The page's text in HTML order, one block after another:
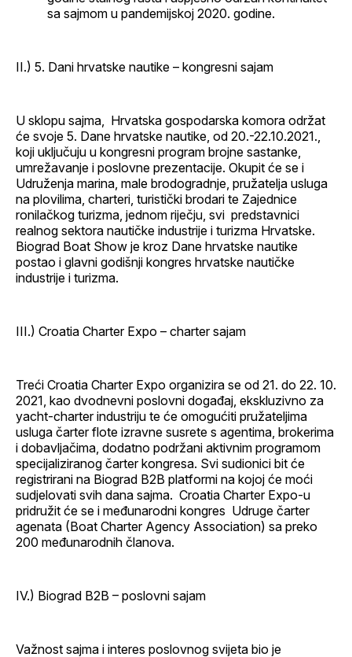
sa sajmom u pandemijskoj 2020. godine.
II.) 5. Dani hrvatske nautike – kongresni sajam
U sklopu sajma, Hrvatska gospodarska komora održat
će svoje 5. Dane hrvatske nautike, od 20.-22.10.2021.,
koji uključuju u kongresni program brojne sastanke,
umrežavanje i poslovne prezentacije. Okupit će se i
Udruženja marina, male brodogradnje, pružatelja usluga
na plovilima, charteri, turistički brodari te Zajednice
ronilačkog turizma, jednom riječju, svi predstavnici
realnog sektora nautičke industrije i turizma Hrvatske.
Biograd Boat Show je kroz Dane hrvatske nautike
postao i glavni godišnji kongres hrvatske nautičke
industrije i turizma.
III.) Croatia Charter Expo – charter sajam
Treći Croatia Charter Expo organizira se od 21. do 22. 10.
2021, kao dvodnevni poslovni događaj, ekskluzivno za
yacht-charter industriju te će omogućiti pružateljima
usluga čarter flote izravne susrete s agentima, brokerima
i dobavljačima, dodatno podržani aktivnim programom
specijaliziranog čarter kongresa. Svi sudionici bit će
registrirani na Biograd B2B platformi na kojoj će moći
sudjelovati svih dana sajma. Croatia Charter Expo-u
pridružit će se i međunarodni kongres Udruge čarter
agenata (Boat Charter Agency Association) sa preko
200 međunarodnih članova.
IV.) Biograd B2B – poslovni sajam
Važnost sajma i interes poslovnog svijeta bio je